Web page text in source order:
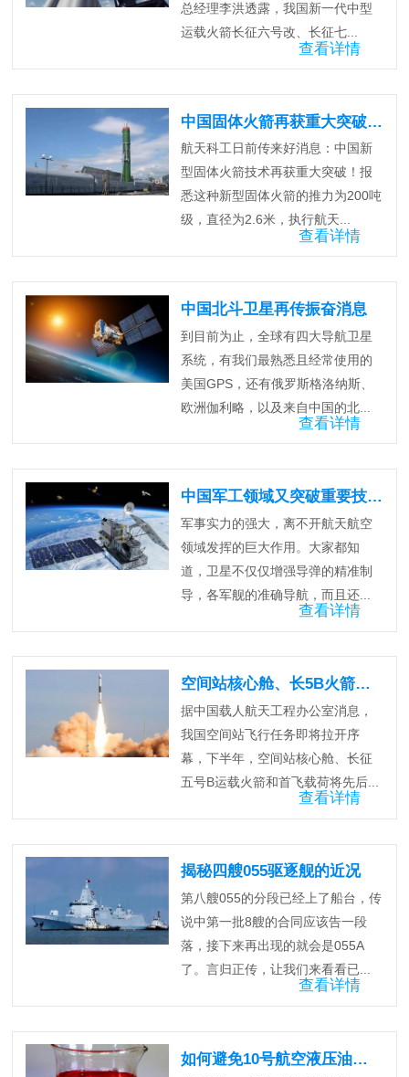
总经理李洪透露，我国新一代中型
运载火箭长征六号改、长征七...
查看详情
中国固体火箭再获重大突破 ！
航天科工日前传来好消息：中国新
型固体火箭技术再获重大突破！报
悉这种新型固体火箭的推力为200吨
级，直径为2.6米，执行航天...
查看详情
中国北斗卫星再传振奋消息
到目前为止，全球有四大导航卫星
系统，有我们最熟悉且经常使用的
美国GPS，还有俄罗斯格洛纳斯、
欧洲伽利略，以及来自中国的北...
查看详情
中国军工领域又突破重要技术，成为全球焦点！
军事实力的强大，离不开航天航空
领域发挥的巨大作用。大家都知
道，卫星不仅仅增强导弹的精准制
导，各军舰的准确导航，而且还...
查看详情
空间站核心舱、长5B火箭将进行发射场合练
据中国载人航天工程办公室消息，
我国空间站飞行任务即将拉开序
幕，下半年，空间站核心舱、长征
五号B运载火箭和首飞载荷将先后...
查看详情
揭秘四艘055驱逐舰的近况
第八艘055的分段已经上了船台，传
说中第一批8艘的合同应该告一段
落，接下来再出现的就会是055A
了。言归正传，让我们来看看已...
查看详情
如何避免10号航空液压油过热？